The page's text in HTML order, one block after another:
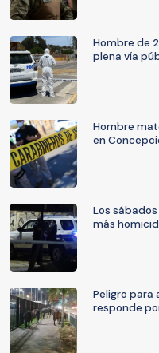
Hombre de
plena vía
Hombre
en
Los
más
Peligro para
responde